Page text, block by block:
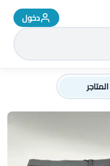
دخول
المتاجر